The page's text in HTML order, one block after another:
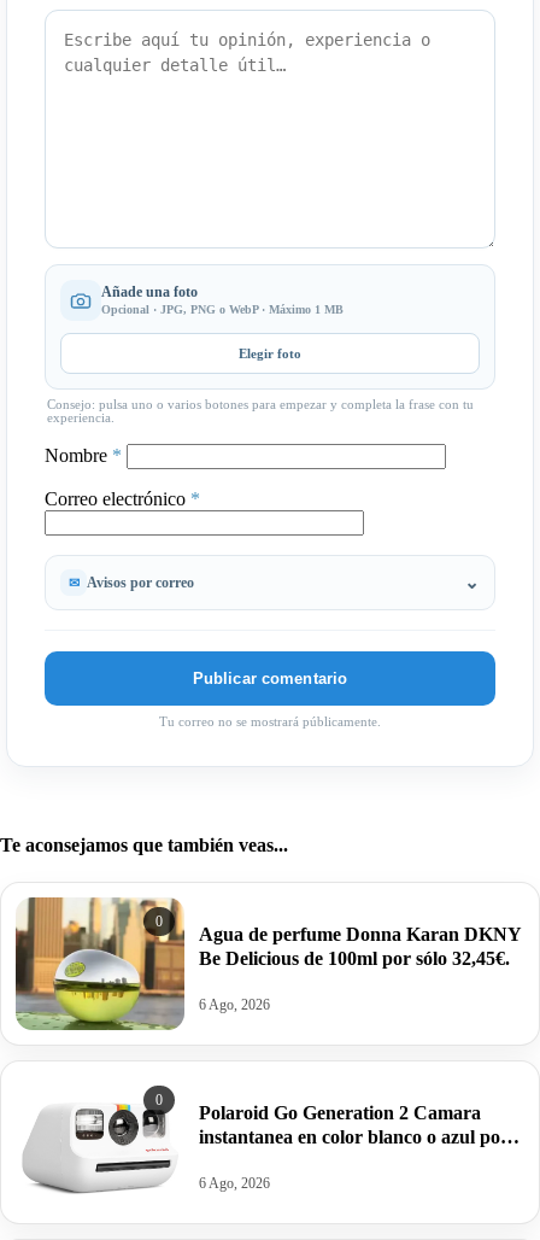
Añade una foto
Opcional · JPG, PNG o WebP · Máximo 1 MB
Elegir foto
Consejo: pulsa uno o varios botones para empezar y completa la frase con tu
experiencia.
Nombre *
Correo electrónico *
Avisos por correo
Tu correo no se mostrará públicamente.
Te aconsejamos que también veas...
0
Agua de perfume Donna Karan DKNY
Be Delicious de 100ml por sólo 32,45€.
6 Ago, 2026
0
Polaroid Go Generation 2 Camara
instantanea en color blanco o azul por
6 Ago, 2026